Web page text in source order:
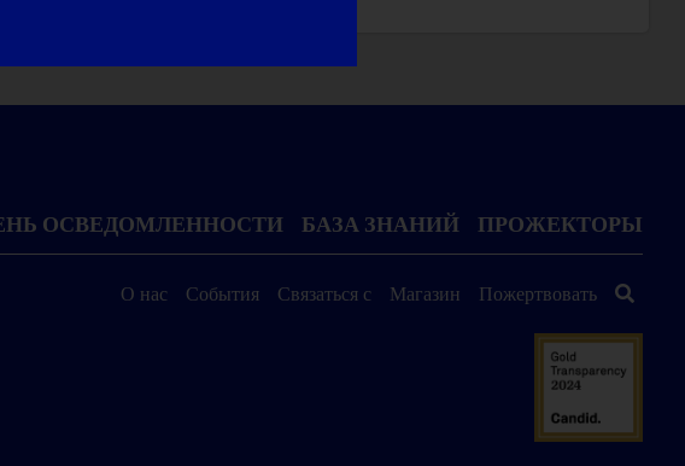
ОСВЕДОМЛЕННОСТИ БАЗА ЗНАНИЙ ПРОЖЕКТОРЫ
О нас События Связаться с Магазин Пожертвовать